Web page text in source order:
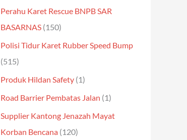
Perahu Karet Rescue BNPB SAR
BASARNAS (150)
Polisi Tidur Karet Rubber Speed Bump
(515)
Produk Hildan Safety (1)
Road Barrier Pembatas Jalan (1)
Supplier Kantong Jenazah Mayat
Korban Bencana (120)